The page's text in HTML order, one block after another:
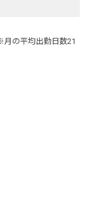
の平均出勤日数21